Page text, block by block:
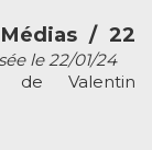
/ 22
le 22/01/24
de Valentin